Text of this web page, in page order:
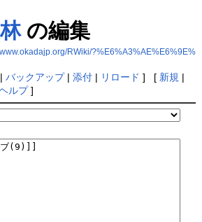
の編集
www.okadajp.org/RWiki/?%E6%A3%AE%E6%9E%
バックアップ| 添付| リロード ] [ 新規 |
ルプ]